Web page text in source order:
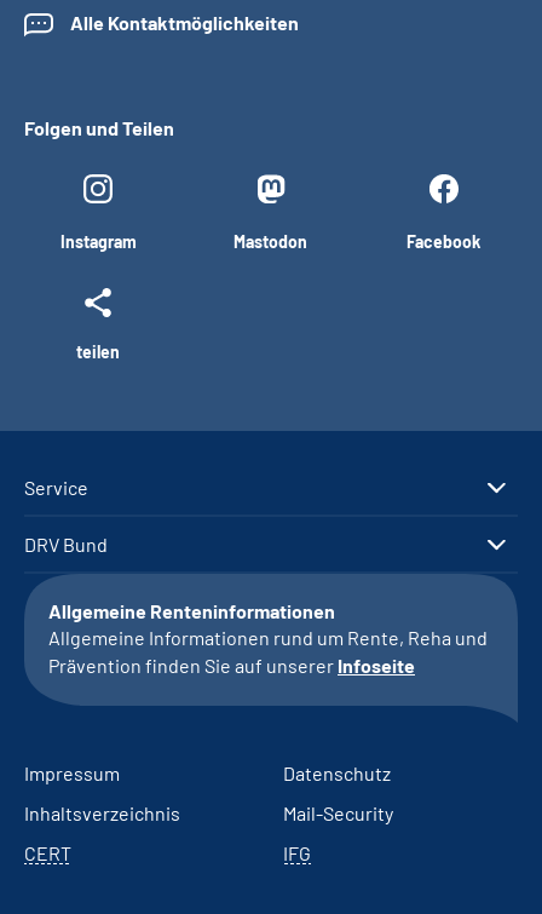
Alle Kontaktmöglichkeiten
Folgen und Teilen
Instagram Mastodon Facebook
teilen
Service
DRV Bund
Allgemeine Renteninformationen
Allgemeine Informationen rund um Rente, Reha und
Prävention finden Sie auf unserer Infoseite
Impressum
Datenschutz
Inhaltsverzeichnis
Mail-Security
CERT
IFG